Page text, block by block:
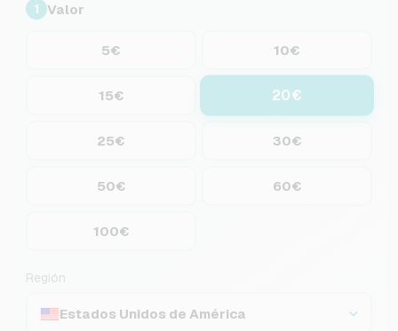
1 Valor
5€ 10€
15€ 20€
25€ 30€
50€ 60€
100€
Región
Estados Unidos de América